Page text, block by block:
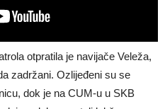
otpratila je navijače Veleža,
zadržani. Ozlijeđeni su se
dok je na CUM-u u SKB